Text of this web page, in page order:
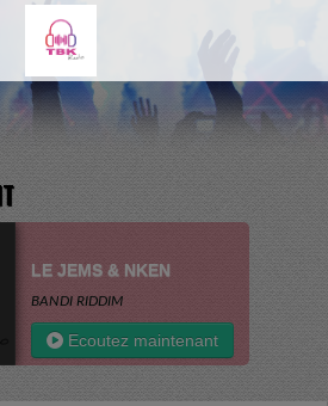
LE JEMS & NKEN
BANDI RIDDIM
Ecoutez maintenant